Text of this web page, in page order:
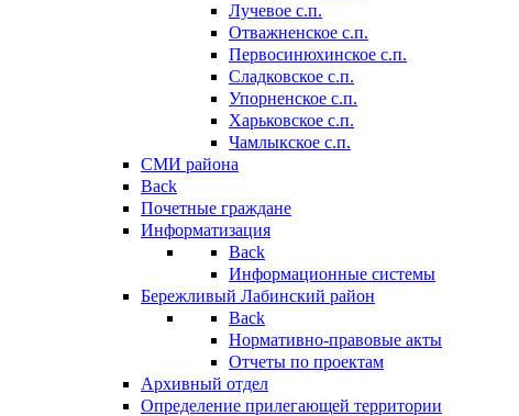
Лучевое с.п.
Отважненское с.п.
Первосинюхинское с.п.
Сладковское с.п.
Упорненское с.п.
Харьковское с.п.
Чамлыкское с.п.
СМИ района
Back
Почетные граждане
Информатизация
Back
Информационные системы
Бережливый Лабинский район
Back
Нормативно-правовые акты
Отчеты по проектам
Архивный отдел
Определение прилегающей территории